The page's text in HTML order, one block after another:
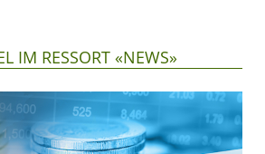
IM RESSORT «NEWS»